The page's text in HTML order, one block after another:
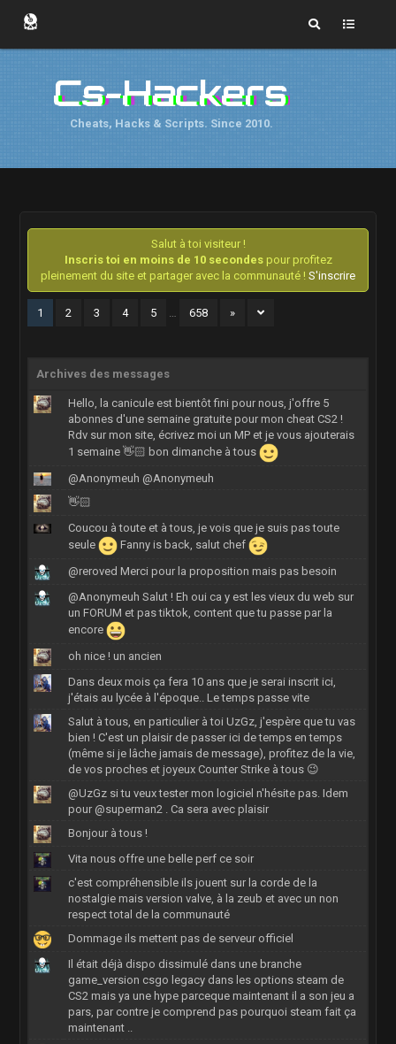
Cs-Hackers
Cheats, Hacks & Scripts. Since 2010.
Salut à toi visiteur !
Inscris toi en moins de 10 secondespour profitez
pleinement du site et partager avec la communauté ! S'inscrire
1 2 3 4 5 … 658 »
Archives des messages
Hello, la canicule est bientôt fini pour nous, j'offre 5
abonnes d'une semaine gratuite pour mon cheat CS2 !
Rdv sur mon site, écrivez moi un MP et je vous ajouterais
1 semaine 👋🏻 bon dimanche à tous
@Anonymeuh @Anonymeuh
👋🏻
Coucou à toute et à tous, je vois que je suis pas toute
seule
Fanny is back, salut chef
@reroved Merci pour la proposition mais pas besoin
@Anonymeuh Salut ! Eh oui ca y est les vieux du web sur
un FORUM et pas tiktok, content que tu passe par la
encore
oh nice ! un ancien
Dans deux mois ça fera 10 ans que je serai inscrit ici,
j'étais au lycée à l'époque.. Le temps passe vite
Salut à tous, en particulier à toi UzGz, j'espère que tu vas
bien ! C'est un plaisir de passer ici de temps en temps
(même si je lâche jamais de message), profitez de la vie,
de vos proches et joyeux Counter Strike à tous 😉
@UzGz si tu veux tester mon logiciel n'hésite pas. Idem
pour @superman2 . Ca sera avec plaisir
Bonjour à tous !
Vita nous offre une belle perf ce soir
c'est compréhensible ils jouent sur la corde de la
nostalgie mais version valve, à la zeub et avec un non
respect total de la communauté
Dommage ils mettent pas de serveur officiel
Il était déjà dispo dissimulé dans une branche
game_version csgo legacy dans les options steam de
CS2 mais ya une hype parceque maintenant il a son jeu a
pars, par contre je comprend pas pourquoi steam fait ça
maintenant ..